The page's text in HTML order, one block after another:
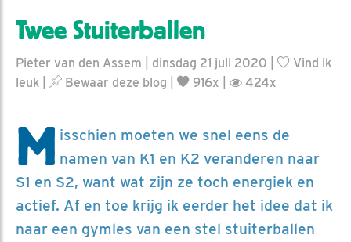
Twee Stuiterballen
Pieter van den Assem | dinsdag 21 juli 2020 |
Vind ik
leuk
Bewaar deze blog 916x | 424x
M isschien moeten we snel eens de
namen van K1 en K2 veranderen naar
S1 en S2, want wat zijn ze toch energiek en
actief. Af en toe krijg ik eerder het idee dat ik
naar een gymles van een stel stuiterballen